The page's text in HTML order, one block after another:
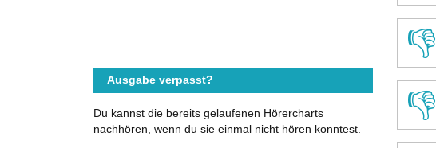
👎
👎
Ausgabe verpasst?
Du kannst die bereits gelaufenen Hörercharts
nachhören, wenn du sie einmal nicht hören konntest.